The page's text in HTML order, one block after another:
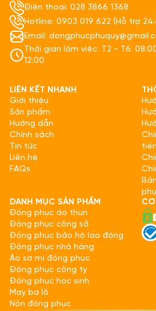
Điện thoại: 028 3866 1368
Hotline: 0903 019 622 (Hỗ trợ
Email:
Thời gian làm việc: T2 - T6:
12:00
LIÊN KẾT NHANH
Giới thiệu
Sản phẩm
Hướng dẫn
Chính sách
Tin tức
Liên hệ
FAQs
tiền
DANH MỤC SẢN PHẨM
Đồng phục áo thun
Đồng phục công sở
Đồng phục bảo hộ lao động
Đồng phục nhà hàng
Áo sơ mi đồng phục
Đồng phục công ty
Đồng phục học sinh
May ba lô
Nón đồng phục